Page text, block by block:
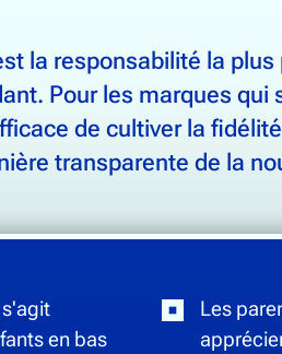
la responsabilité la
Pour les marques qui
de cultiver la
transparente de la
en bas
Les